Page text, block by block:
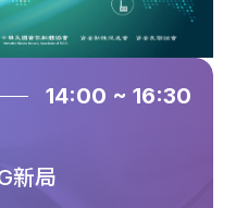
14:00 ~ 16:30
新局